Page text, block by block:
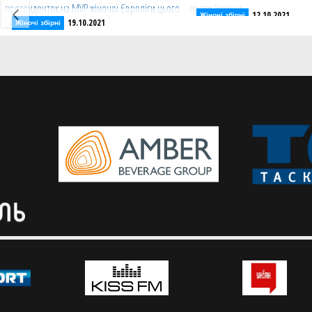
Жіночі збірні 19.10.2021
Українка після двох зіграних турів
Жіночі збірні 12.10.2021